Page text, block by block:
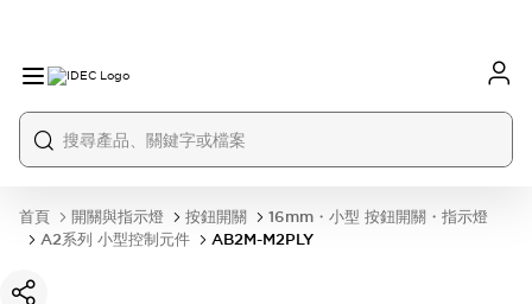
首頁 開關與指示燈 按鈕開關
16mm・小型 按鈕開關・指示燈
A2系列 小型控制元件
AB2M-M2PLY